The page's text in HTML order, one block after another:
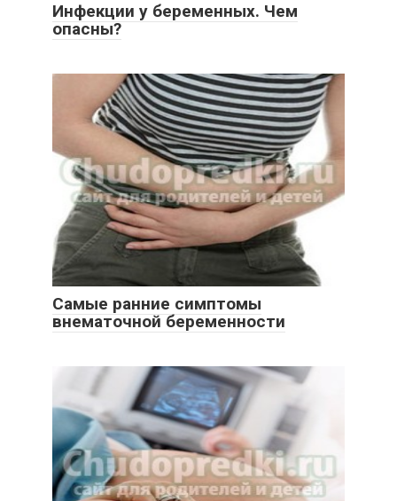
Инфекции у беременных. Чем
опасны?
Самые ранние симптомы
внематочной беременности